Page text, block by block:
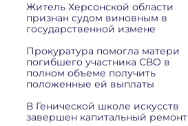
Житель Херсонской области
признан судом виновным в
государственной измене
Прокуратура помогла матери
погибшего участника СВО в
полном объеме получить
положенные ей выплаты
В Генической школе искусств
завершен капитальный ремонт